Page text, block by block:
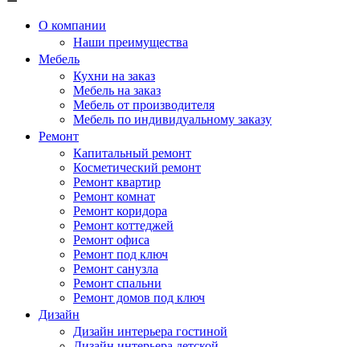
О компании
Наши преимущества
Мебель
Кухни на заказ
Мебель на заказ
Мебель от производителя
Мебель по индивидуальному заказу
Ремонт
Капитальный ремонт
Косметический ремонт
Ремонт квартир
Ремонт комнат
Ремонт коридора
Ремонт коттеджей
Ремонт офиса
Ремонт под ключ
Ремонт санузла
Ремонт спальни
Ремонт домов под ключ
Дизайн
Дизайн интерьера гостиной